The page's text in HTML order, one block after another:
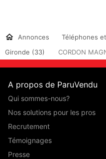
Annonces Téléphones
Gironde (33)
CORDON
A propos de ParuVendu
Qui sommes-nous?
Nos solutions pour les pros
Recrutement
Témoignages
Presse